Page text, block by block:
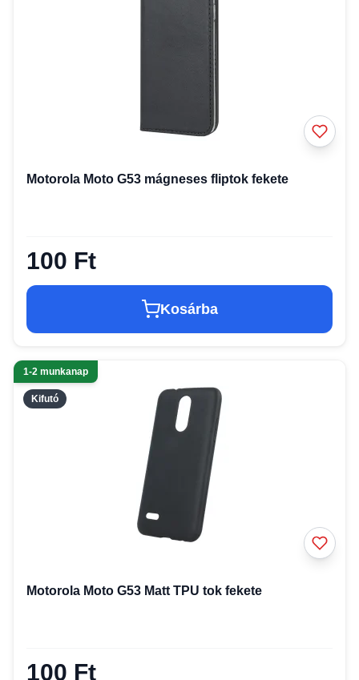
Motorola Moto G53 mágneses fliptok fekete
100 Ft
Kosárba
Kifutó
1-2 munkanap
Motorola Moto G53 Matt TPU tok fekete
100 Ft